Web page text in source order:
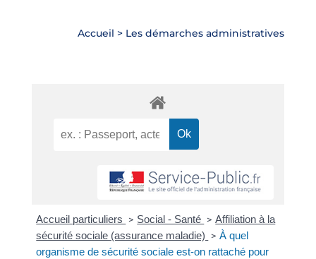
Accueil > Les démarches administratives
Accueil particuliers > Social - Santé > Affiliation à la
sécurité sociale (assurance maladie)
> À quel
organisme de sécurité sociale est-on rattaché pour